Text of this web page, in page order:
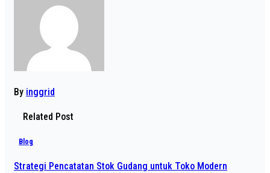
By inggrid
Related Post
Blog
Strategi Pencatatan Stok Gudang untuk Toko Modern